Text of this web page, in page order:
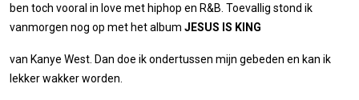
ben toch vooral in love met hiphop en R&B. Toevallig stond ik
vanmorgen nog op met het album JESUS IS KING
van Kanye West. Dan doe ik ondertussen mijn gebeden en kan ik
lekker wakker worden.